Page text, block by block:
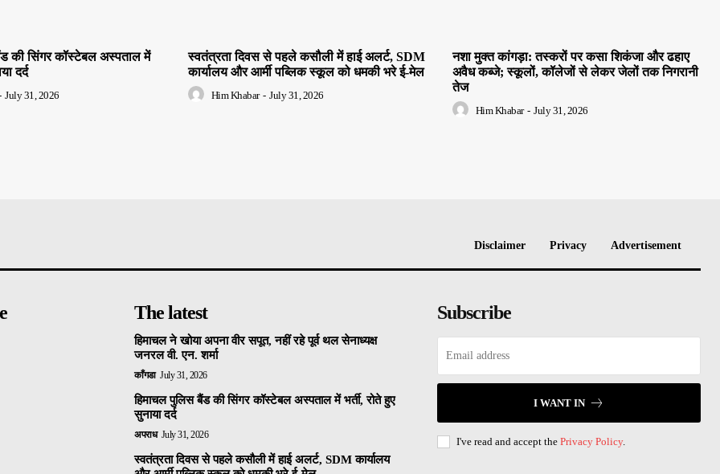
की सिंगर कॉस्टेबल अस्पताल में
दर्द
July 31, 2026
स्वतंत्रता दिवस से पहले कसौली में हाई अलर्ट, SDM
कार्यालय और आर्मी पब्लिक स्कूल को धमकी भरे ई-मेल
Him Khabar - July 31, 2026
नशा मुक्त कांगड़ा: तस्करों पर कसा शिकंजा और ढहाए
अवैध कब्जे; स्कूलों, कॉलेजों से लेकर जेलों तक निगरानी
तेज
Him Khabar - July 31, 2026
Disclaimer Privacy Advertisement
The latest
हिमाचल ने खोया अपना वीर सपूत, नहीं रहे पूर्व थल सेनाध्यक्ष
जनरल वी. एन. शर्मा
काँगडा July 31, 2026
हिमाचल पुलिस बैंड की सिंगर कॉस्टेबल अस्पताल में भर्ती, रोते हुए
सुनाया दर्द
अपराध July 31, 2026
स्वतंत्रता दिवस से पहले कसौली में हाई अलर्ट, SDM कार्यालय
Subscribe
I WANT IN
I've read and accept the Privacy Policy.